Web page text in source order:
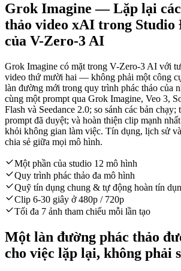
Grok Imagine — Lặp lại các
thảo video xAI trong Studio
của V-Zero-3 AI
Grok Imagine có mặt trong V-Zero-3 AI với
video thứ mười hai — không phải một công
làn đường mới trong quy trình phác thảo của
cùng một prompt qua Grok Imagine, Veo 3,
Flash và Seedance 2.0; so sánh các bản chạy;
prompt đã duyệt; và hoàn thiện clip mạnh
khỏi không gian làm việc. Tín dụng, lịch sử
chia sẻ giữa mọi mô hình.
Một phần của studio 12 mô hình
Quy trình phác thảo đa mô hình
Quỹ tín dụng chung & tự động hoàn tín
Clip 6-30 giây ở 480p / 720p
Tối đa 7 ảnh tham chiếu mỗi lần tạo
Một làn đường phác thảo
cho việc lặp lại, không phải